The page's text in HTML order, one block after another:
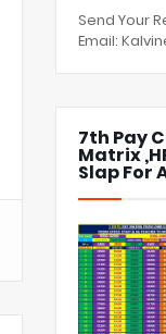
Send Your
Email:
7th Pay
Matrix
Slap For